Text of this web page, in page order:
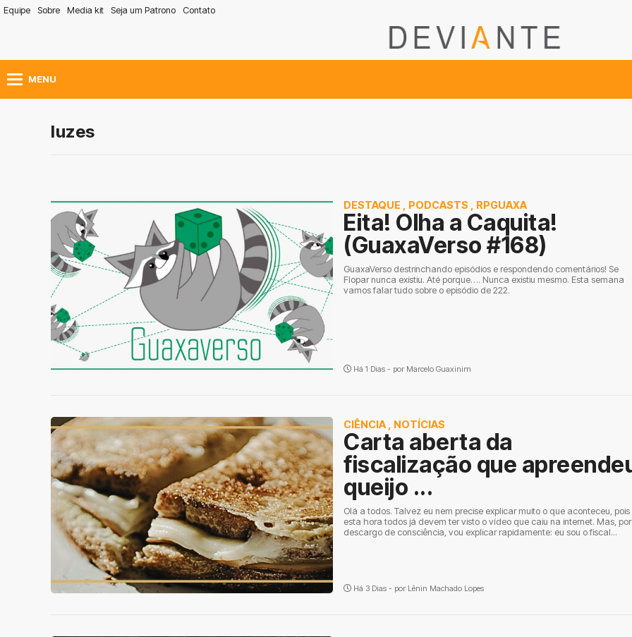
Equipe Sobre Media kit Seja um Patrono Contato
MENU
luzes
DESTAQUE PODCASTS RPGUAXA
Eita! Olha a Caquita!
(GuaxaVerso #168)
GuaxaVerso destrinchando episódios e respondendo comentários! Se
Flopar nunca existiu. Até porque…. Nunca existiu mesmo. Esta semana
vamos falar tudo sobre o episódio de 222.
Há 1 Dias - por Marcelo Guaxinim
CIÊNCIA NOTÍCIAS
Carta aberta da
fiscalização que
queijo ...
Olá a todos. Talvez eu nem precise explicar muito o que aconteceu, pois
esta hora todos já devem ter visto o vídeo que caiu na internet. Mas, por
descargo de consciência, vou explicar rapidamente: eu sou o fiscal...
Há 3 Dias - por Lênin Machado Lopes